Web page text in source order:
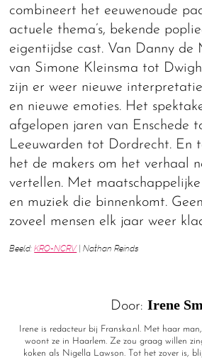
combineert het eeuwenoude
actuele thema’s, bekende
eigentijdse cast. Van Danny de
van Simone Kleinsma tot
zijn er weer nieuwe
en nieuwe emoties. Het
afgelopen jaren van Enschede
Leeuwarden tot Dordrecht. En
het de makers om het verhaal
vertellen. Met maatschappelijke
en muziek die binnenkomt.
zoveel mensen elk jaar weer
Beeld:KRO-NCRV| Nathan Reinds
Door:Irene
Irene is redacteur bij Franska.nl. Met haar
woont ze in Haarlem. Ze zou graag willen
koken als Nigella Lawson. Tot het zover is,